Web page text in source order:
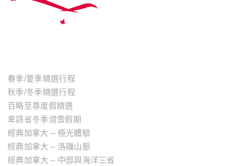
春季/夏季精選行程
秋季/冬季精選行程
百略至尊度假精選
卑詩省冬季滑雪假期
經典加拿大 – 極光體驗
經典加拿大 – 洛磯山脈
經典加拿大 – 中部與海洋三省